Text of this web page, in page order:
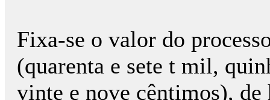
Fixa-se o valor do
(quarenta e sete t mil,
vinte e nove cêntimos),